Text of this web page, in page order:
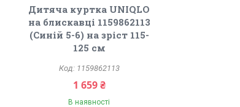
Дитяча куртка UNIQLO
на блискавці 1159862113
(Синій 5-6) на зріст 115-
125 см
1159862113
1 659 ₴
В наявності